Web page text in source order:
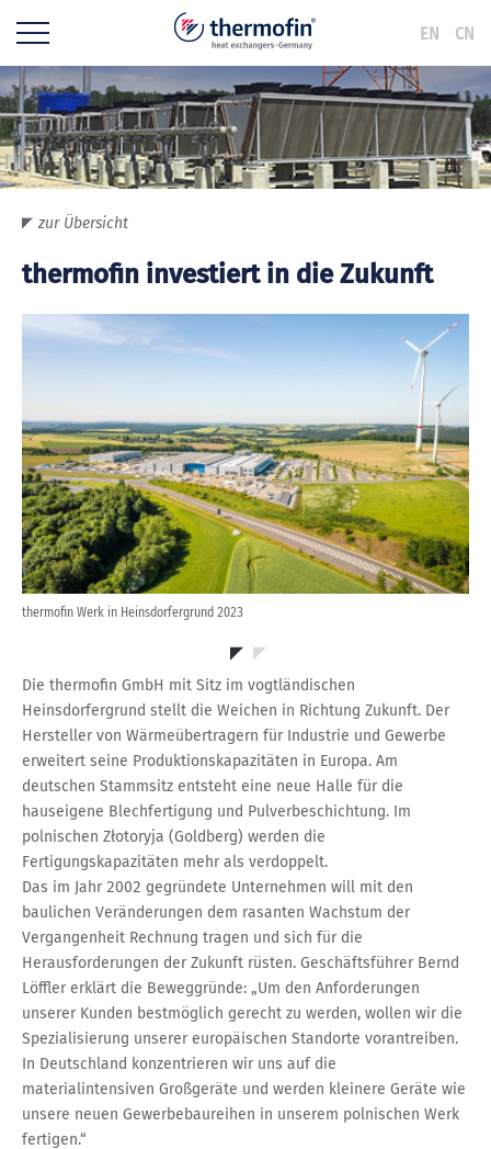
EN CN
zur Übersicht
thermofin investiert in die Zukunft
thermofin Werk in Heinsdorfergrund 2023
Die thermofin GmbH mit Sitz im vogtländischen
Heinsdorfergrund stellt die Weichen in Richtung Zukunft. Der
Hersteller von Wärmeübertragern für Industrie und Gewerbe
erweitert seine Produktionskapazitäten in Europa. Am
deutschen Stammsitz entsteht eine neue Halle für die
hauseigene Blechfertigung und Pulverbeschichtung. Im
polnischen Złotoryja (Goldberg) werden die
Fertigungskapazitäten mehr als verdoppelt.
Das im Jahr 2002 gegründete Unternehmen will mit den
baulichen Veränderungen dem rasanten Wachstum der
Vergangenheit Rechnung tragen und sich für die
Herausforderungen der Zukunft rüsten. Geschäftsführer Bernd
Löffler erklärt die Beweggründe: „Um den Anforderungen
unserer Kunden bestmöglich gerecht zu werden, wollen wir die
Spezialisierung unserer europäischen Standorte vorantreiben.
In Deutschland konzentrieren wir uns auf die
materialintensiven Großgeräte und werden kleinere Geräte wie
unsere neuen Gewerbebaureihen in unserem polnischen Werk
fertigen.“